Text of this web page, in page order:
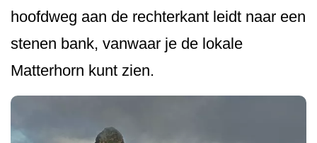
hoofdweg aan de rechterkant leidt naar een
stenen bank, vanwaar je de lokale
Matterhorn kunt zien.